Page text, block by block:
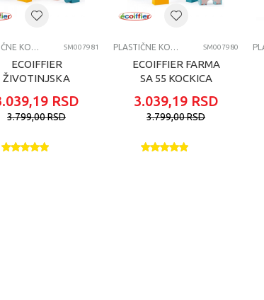
KOCKE
PLASTIČNE KOCKE SM007981
ECOIFFIER
ŽIVOTINJSKA
RSD
3.799,00RSD
PLASTIČNE KOCKE SM007980
ECOIFFIER FARMA
SA 55 KOCKICA
3.039,19 RSD
3.799,00RSD